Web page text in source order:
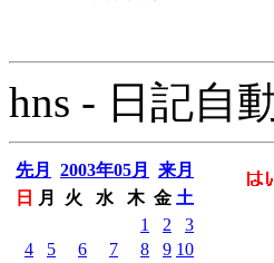
hns - 日記自
先月 2003年05月
来月
日
月 火 水 木 金 土
1
2
3
4
5 6 7 8 9 10